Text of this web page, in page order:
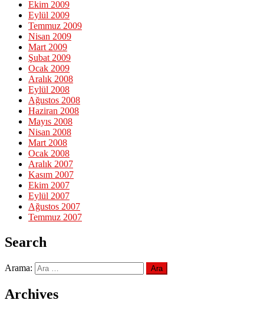
Ekim 2009
Eylül 2009
Temmuz 2009
Nisan 2009
Mart 2009
Şubat 2009
Ocak 2009
Aralık 2008
Eylül 2008
Ağustos 2008
Haziran 2008
Mayıs 2008
Nisan 2008
Mart 2008
Ocak 2008
Aralık 2007
Kasım 2007
Ekim 2007
Eylül 2007
Ağustos 2007
Temmuz 2007
Search
Arama:
Archives